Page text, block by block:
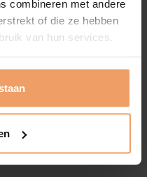
combineren met andere
of die ze hebben
van hun services.